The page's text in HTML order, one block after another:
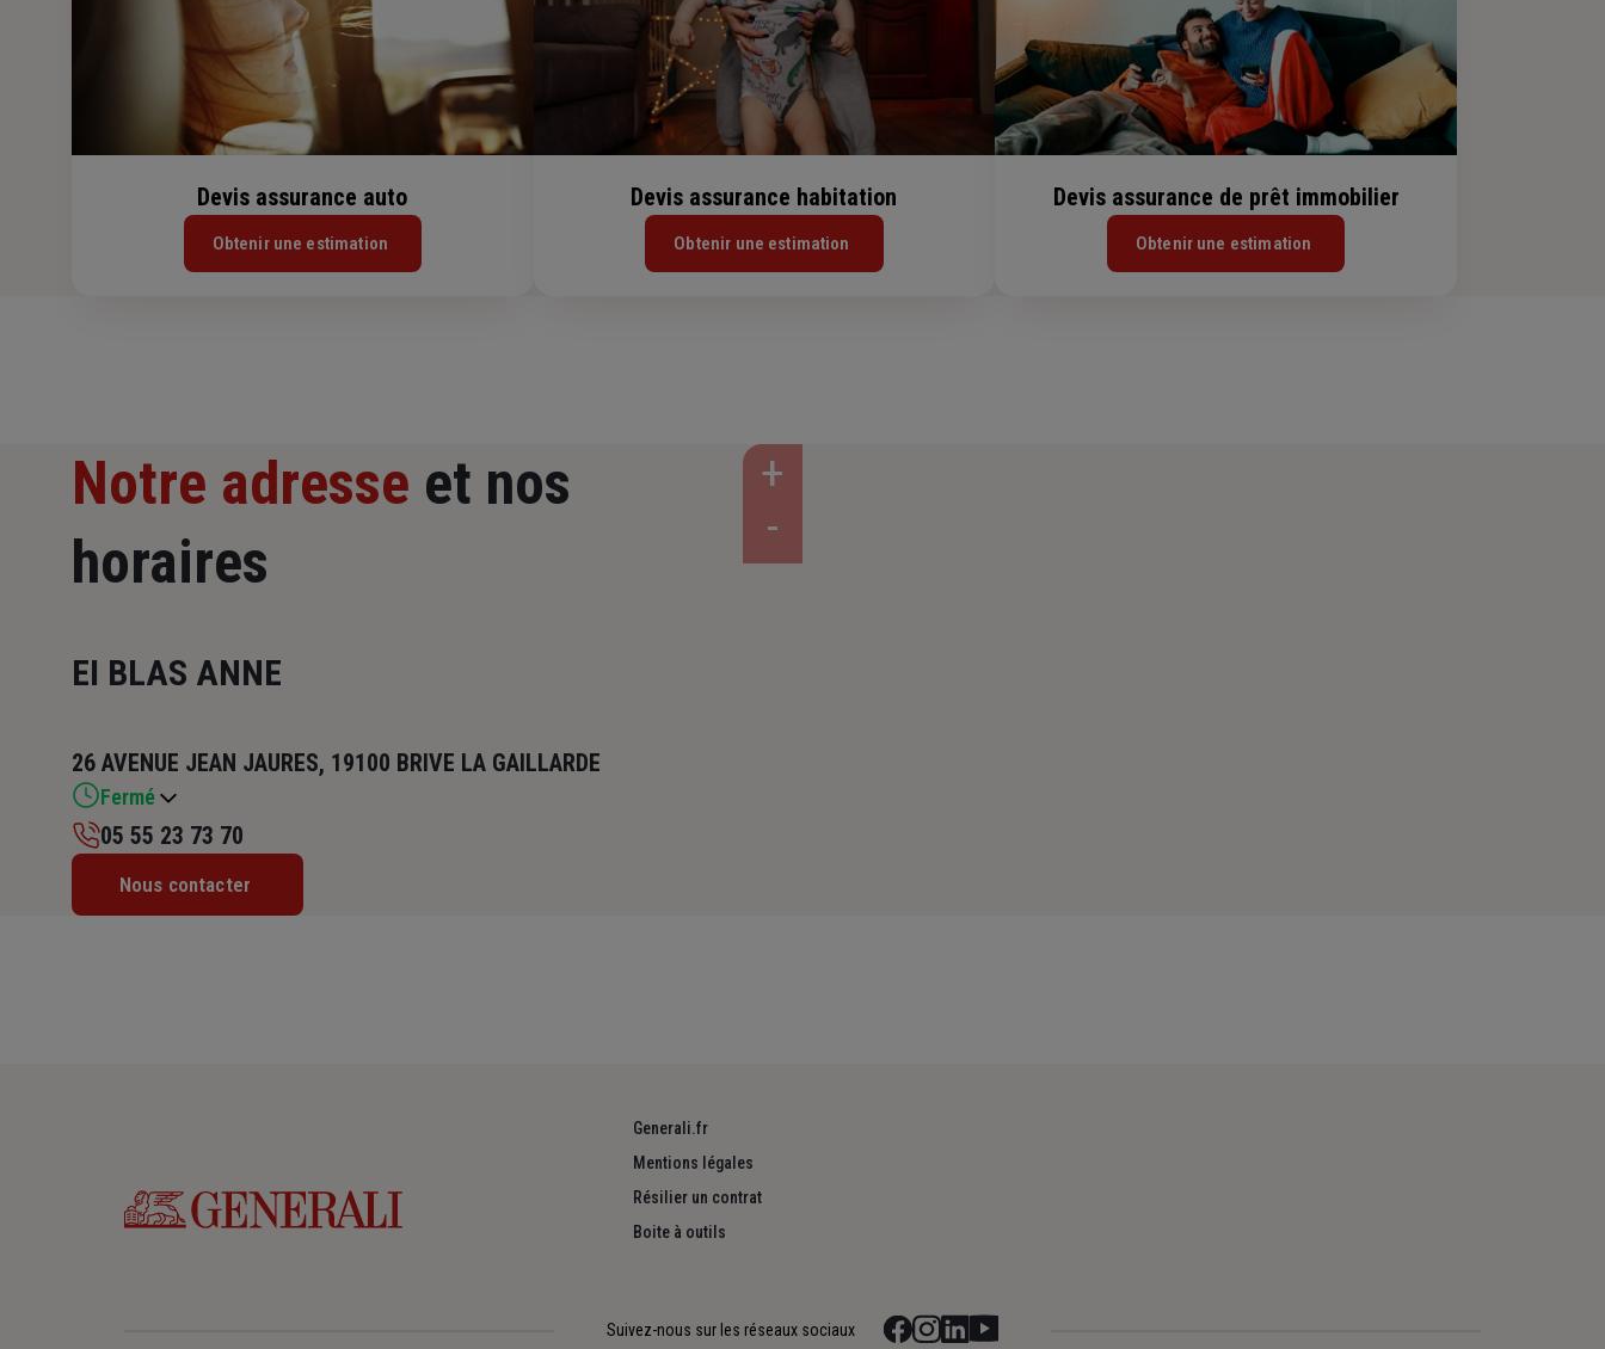
Devis assurance auto
Obtenir une estimation
Devis assurance habitation
Obtenir une estimation
Devis assurance de prêt immobilier
Obtenir une estimation
Notre adresse et nos
horaires
EI BLAS ANNE
26 AVENUE JEAN JAURES, 19100 BRIVE LA GAILLARDE
Fermé
Mardi : 09h – 12h / 14h – 18h
05 55 23 73 70
Nous contacter
Generali.fr
Mentions légales
Résilier un contrat
Boite à outils
Suivez-nous sur les réseaux sociaux